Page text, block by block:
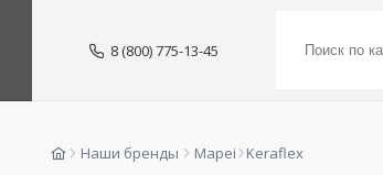
8 (800) 775-13-45
Наши бренды Mapei Keraflex